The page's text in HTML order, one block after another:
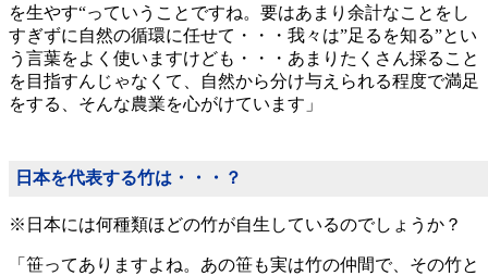
を生やす“っていうことですね。要はあまり余計なことをし
すぎずに自然の循環に任せて・・・我々は”足るを知る”とい
う言葉をよく使いますけども・・・あまりたくさん採ること
を目指すんじゃなくて、自然から分け与えられる程度で満足
をする、そんな農業を心がけています」
日本を代表する竹は・・・？
※日本には何種類ほどの竹が自生しているのでしょうか？
「笹ってありますよね。あの笹も実は竹の仲間で、その竹と